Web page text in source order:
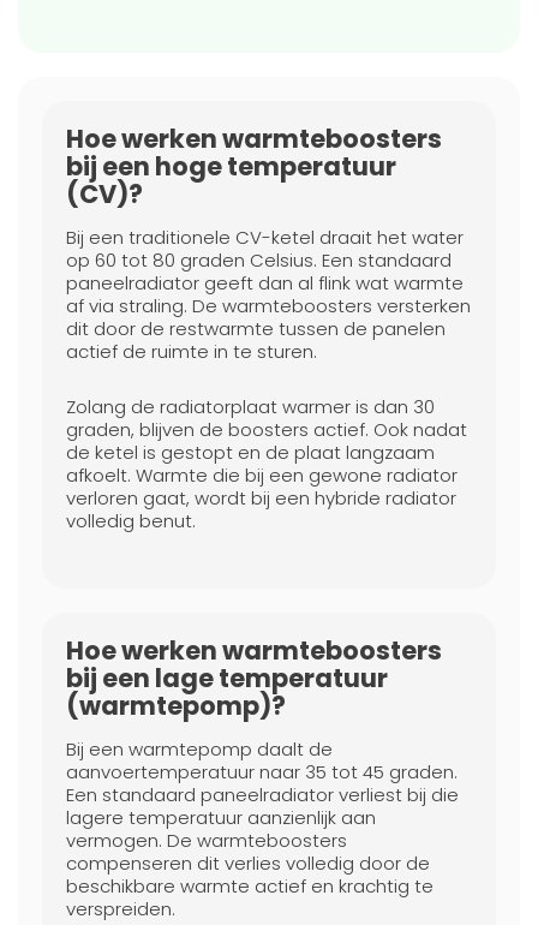
Hoe werken warmteboosters
bij een hoge temperatuur
(CV)?
Bij een traditionele CV-ketel draait het water
op 60 tot 80 graden Celsius. Een standaard
paneelradiator geeft dan al flink wat warmte
af via straling. De warmteboosters versterken
dit door de restwarmte tussen de panelen
actief de ruimte in te sturen.
Zolang de radiatorplaat warmer is dan 30
graden, blijven de boosters actief. Ook nadat
de ketel is gestopt en de plaat langzaam
afkoelt. Warmte die bij een gewone radiator
verloren gaat, wordt bij een hybride radiator
volledig benut.
Hoe werken warmteboosters
bij een lage temperatuur
(warmtepomp)?
Bij een warmtepomp daalt de
aanvoertemperatuur naar 35 tot 45 graden.
Een standaard paneelradiator verliest bij die
lagere temperatuur aanzienlijk aan
vermogen. De warmteboosters
compenseren dit verlies volledig door de
beschikbare warmte actief en krachtig te
verspreiden.